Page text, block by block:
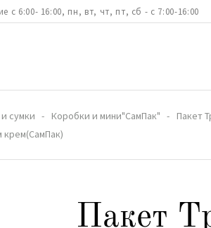
с 6:00- 16:00, пн, вт, чт, пт, сб - с 7:00-16:00
сумки Коробки и мини"СамПак"
Пакет
крем(СамПак)
Пакет